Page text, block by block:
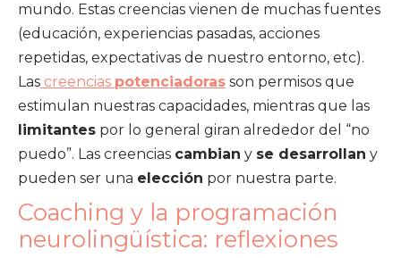
mundo. Estas creencias vienen de muchas fuentes
(educación, experiencias pasadas, acciones
repetidas, expectativas de nuestro entorno, etc).
Las creencias potenciadoras son permisos que
estimulan nuestras capacidades, mientras que las
limitantes por lo general giran alrededor del “no
puedo”. Las creencias cambian y se desarrollan y
pueden ser una elección por nuestra parte.
Coaching y la programación
neurolingüística: reflexiones